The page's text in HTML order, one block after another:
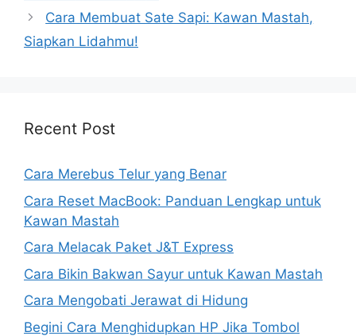
Cara Membuat Sate Sapi: Kawan Mastah,
Siapkan Lidahmu!
Recent Post
Cara Merebus Telur yang Benar
Cara Reset MacBook: Panduan Lengkap untuk
Kawan Mastah
Cara Melacak Paket J&T Express
Cara Bikin Bakwan Sayur untuk Kawan Mastah
Cara Mengobati Jerawat di Hidung
Begini Cara Menghidupkan HP Jika Tombol